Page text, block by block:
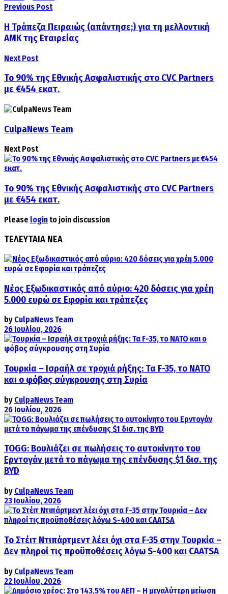
Previous Post
Η Τράπεζα Πειραιώς (απάντησε;) για τη μελλοντική
ΑΜΚ της Εταιρείας
Next Post
Το 90% της Εθνικής Ασφαλιστικής στο CVC Partners
με €454 εκατ.
CulpaNews Team
Next Post
Το 90% της Εθνικής Ασφαλιστικής στο CVC Partners
με €454 εκατ.
Please login to join discussion
ΤΕΛΕΥΤΑΙΑ ΝΕΑ
Νέος Εξωδικαστικός από αύριο: 420 δόσεις για χρέη
5.000 ευρώ σε Εφορία και τράπεζες
by CulpaNews Team
26 Ιουλίου, 2026
Τουρκία – Ισραήλ σε τροχιά ρήξης: Τα F-35, το ΝΑΤΟ
και ο φόβος σύγκρουσης στη Συρία
by CulpaNews Team
26 Ιουλίου, 2026
TOGG: Βουλιάζει σε πωλήσεις το αυτοκίνητο του
Ερντογάν μετά το πάγωμα της επένδυσης $1 δισ. της
BYD
by CulpaNews Team
23 Ιουλίου, 2026
Το Στέιτ Ντιπάρτμεντ λέει όχι στα F-35 στην Τουρκία –
Δεν πληροί τις προϋποθέσεις λόγω S-400 και CAATSA
by CulpaNews Team
22 Ιουλίου, 2026